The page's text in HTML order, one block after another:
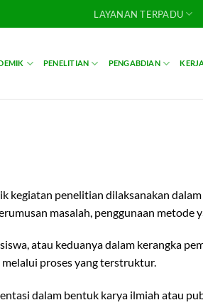
LAYANAN TERPADU
PENELITIAN PENGABDIAN
kegiatan penelitian dilaksanakan
masalah, penggunaan metode
atau keduanya dalam kerangka
proses yang terstruktur.
dalam bentuk karya ilmiah atau